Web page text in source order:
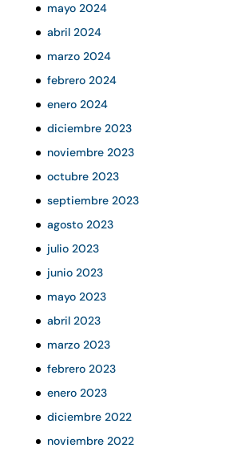
mayo 2024
abril 2024
marzo 2024
febrero 2024
enero 2024
diciembre 2023
noviembre 2023
octubre 2023
septiembre 2023
agosto 2023
julio 2023
junio 2023
mayo 2023
abril 2023
marzo 2023
febrero 2023
enero 2023
diciembre 2022
noviembre 2022